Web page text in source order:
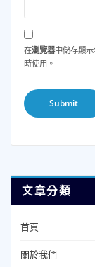
在瀏覽器中儲存顯
時使用。
文章分類
首頁
關於我們